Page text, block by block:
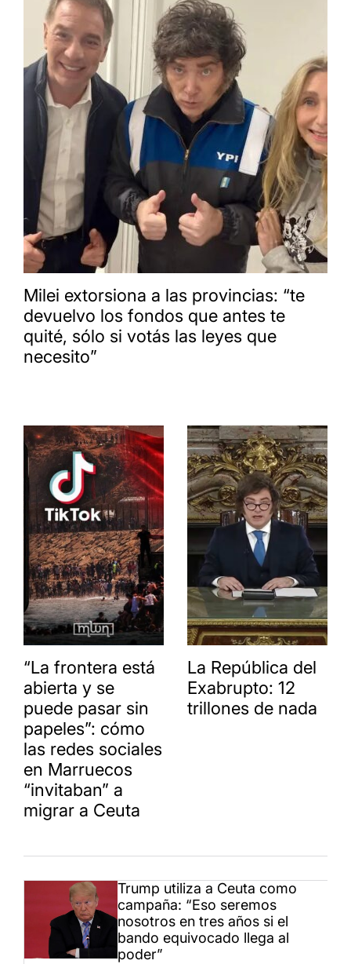
Milei extorsiona a las provincias: “te
devuelvo los fondos que antes te
quité, sólo si votás las leyes que
necesito”
“La frontera está
abierta y se
puede pasar sin
papeles”: cómo
las redes sociales
en Marruecos
“invitaban” a
migrar a Ceuta
La República del
Exabrupto: 12
trillones de nada
Trump utiliza a Ceuta como
campaña: “Eso seremos
nosotros en tres años si el
bando equivocado llega al
poder”